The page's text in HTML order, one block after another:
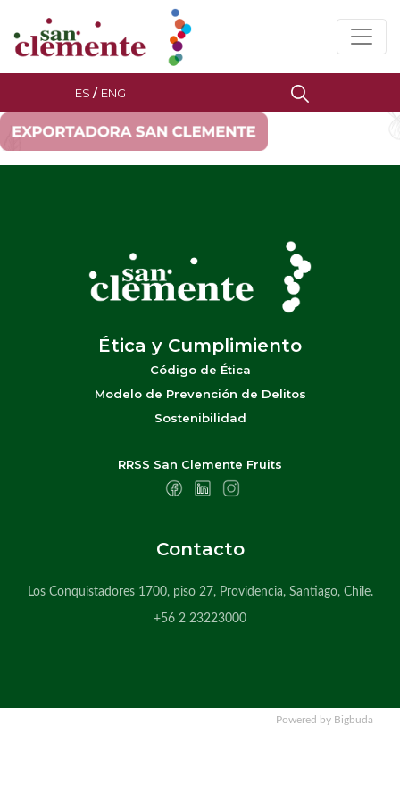
ES / ENG
Ética y Cumplimiento
Código de Ética
Modelo de Prevención de Delitos
Sostenibilidad
RRSS San Clemente Fruits
Contacto
Los Conquistadores 1700, piso 27, Providencia, Santiago, Chile.
+56 2 23223000
Powered by Bigbuda